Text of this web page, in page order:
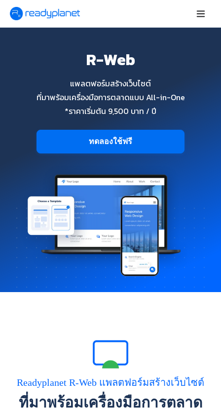
R-Web
แพลตฟอร์มสร้างเว็บไซต์
ที่มาพร้อมเครื่องมือการตลาดแบบ All-in-One
*ราคาเริ่มต้น 9,500 บาท / ปี
ทดลองใช้ฟรี
Readyplanet R-Web แพลตฟอร์มสร้างเว็บไซต์
ที่มาพร้อมเครื่องมือการตลาด